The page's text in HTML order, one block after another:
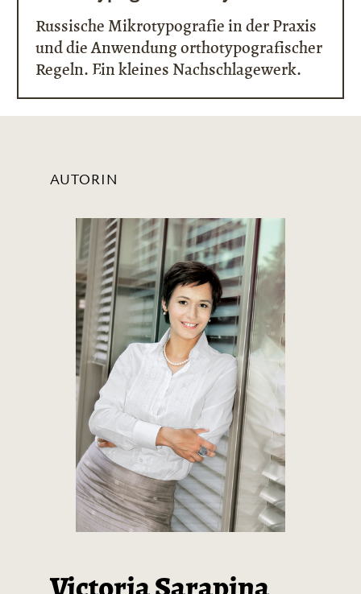
Russische Mikrotypografie in der Praxis
und die Anwendung orthotypografischer
Regeln. Ein kleines Nachschlagewerk.
AUTORIN